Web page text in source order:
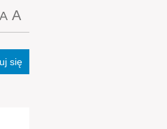
A A
się